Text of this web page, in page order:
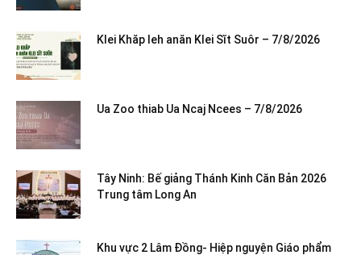
Klei Khăp leh anăn Klei Sĭt Suôr – 7/8/2026
Ua Zoo thiab Ua Ncaj Ncees – 7/8/2026
Tây Ninh: Bế giảng Thánh Kinh Căn Bản 2026
Trung tâm Long An
Khu vực 2 Lâm Đồng- Hiệp nguyện Giáo phẩm